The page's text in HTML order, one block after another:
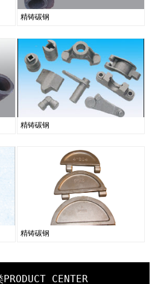
精铸碳钢
精铸碳钢
精铸碳钢
PRODUCT CENTER